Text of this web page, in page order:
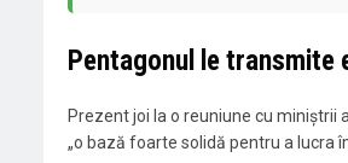
Pentagonul le transmite
Prezent joi la o reuniune cu miniștrii
„o bază foarte solidă pentru a lucra